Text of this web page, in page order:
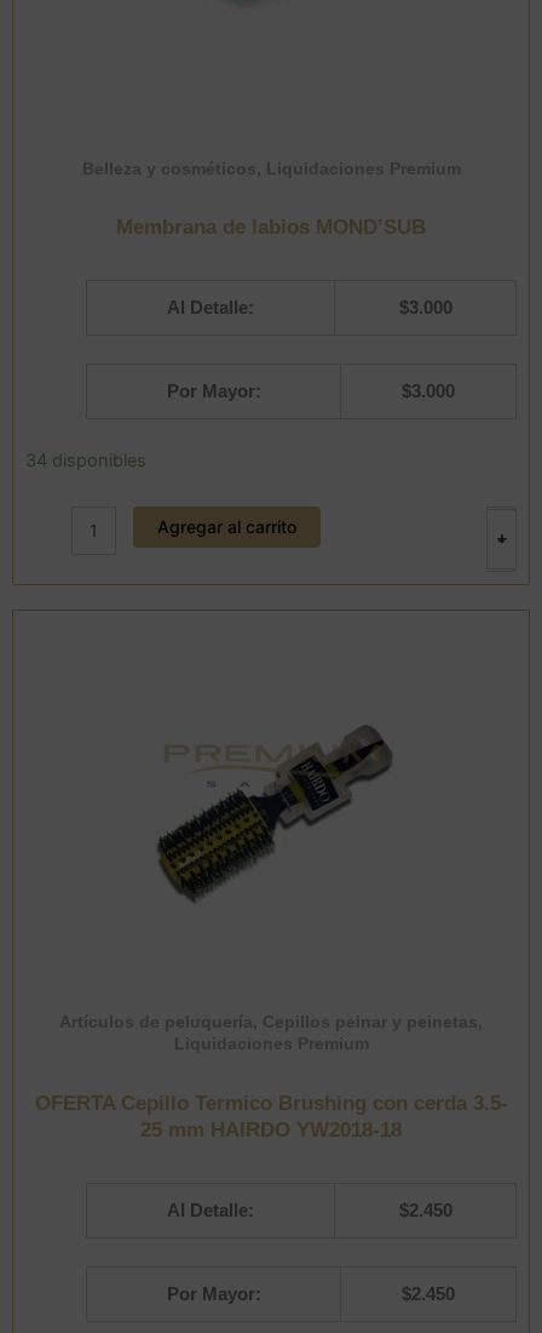
Belleza y cosméticos, Liquidaciones Premium
Membrana de labios MOND’SUB
Al Detalle: $3.000
Por Mayor: $3.000
34 disponibles
-
Membrana
MOND'SUB
+
Agregar al carrito
Artículos de peluquería, Cepillos peinar y peinetas,
Liquidaciones Premium
OFERTA Cepillo Termico Brushing con cerda 3.5-
25 mm HAIRDO YW2018-18
Al Detalle: $2.450
Por Mayor: $2.450